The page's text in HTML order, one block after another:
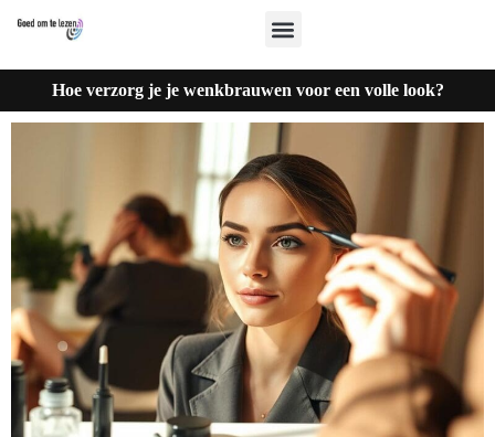
Hoe verzorg je je wenkbrauwen voor een volle look?